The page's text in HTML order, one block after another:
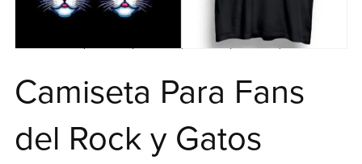
Camiseta Para Fans
del Rock y Gatos